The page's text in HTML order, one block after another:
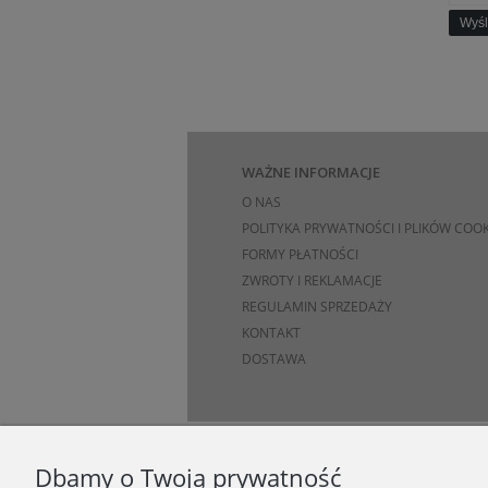
WAŻNE INFORMACJE
O NAS
POLITYKA PRYWATNOŚCI I PLIKÓW
FORMY PŁATNOŚCI
ZWROTY I REKLAMACJE
REGULAMIN SPRZEDAŻY
KONTAKT
DOSTAWA
Dbamy o Twoją prywatność